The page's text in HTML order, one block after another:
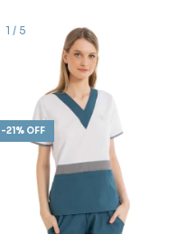
1 / 5
-21% OFF